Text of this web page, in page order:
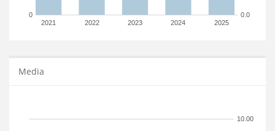
2021 2022 2023 2024 2025
0 0.0
Media
10.00